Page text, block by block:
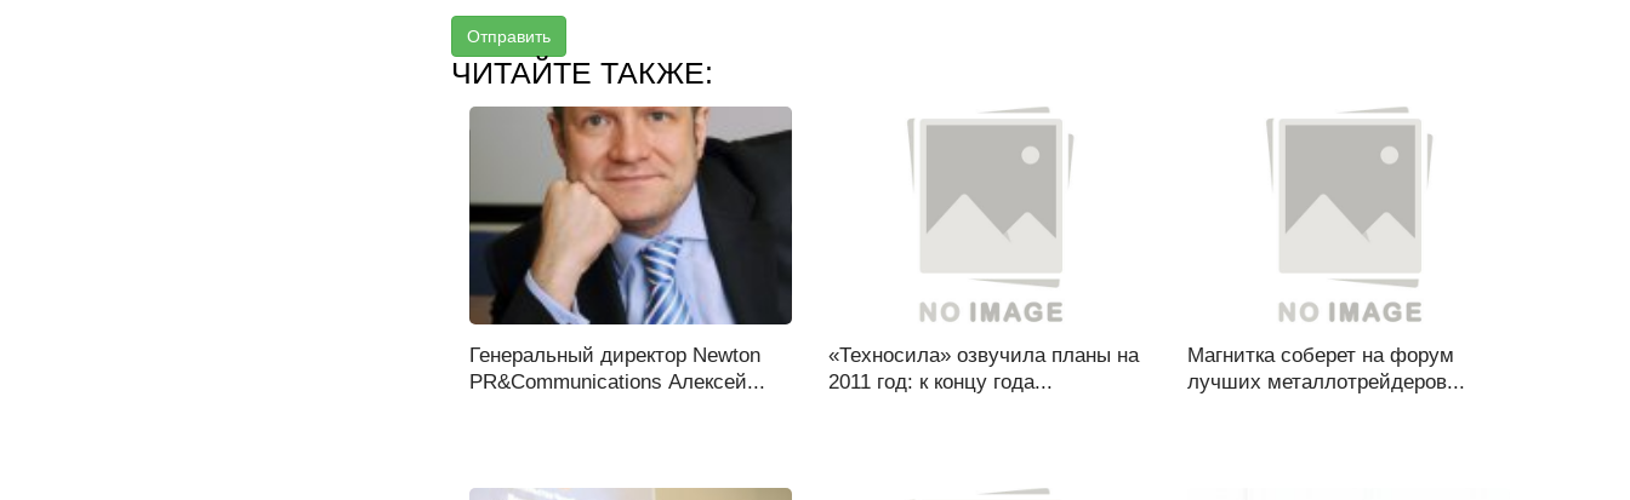
Отправить
ЧИТАЙТЕ ТАКЖЕ:
Генеральный директор Newton
PR&Communications Алексей...
«Техносила» озвучила планы на
2011 год: к концу года...
Магнитка соберет на форум
лучших металлотрейдеров...